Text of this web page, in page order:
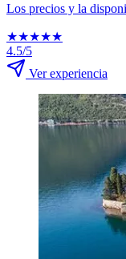
Los precios y la
★★★★★
4.5/5
Ver experiencia